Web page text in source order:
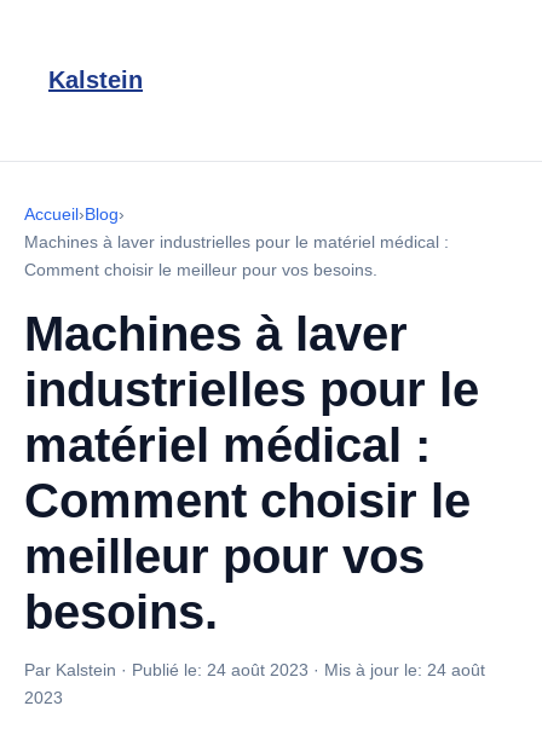
Kalstein
Accueil›Blog›
Machines à laver industrielles pour le matériel médical :
Comment choisir le meilleur pour vos besoins.
Machines à laver
industrielles pour le
matériel médical :
Comment choisir le
meilleur pour vos
besoins.
Par Kalstein · Publié le: 24 août 2023 · Mis à jour le: 24 août
2023